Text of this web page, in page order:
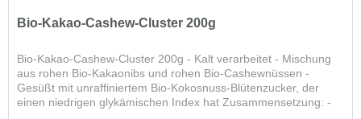
Bio-Kakao-Cashew-Cluster 200g
Bio-Kakao-Cashew-Cluster 200g - Kalt verarbeitet - Mischung
aus rohen Bio-Kakaonibs und rohen Bio-Cashewnüssen -
Gesüßt mit unraffiniertem Bio-Kokosnuss-Blütenzucker, der
einen niedrigen glykämischen Index hat Zusammensetzung: -